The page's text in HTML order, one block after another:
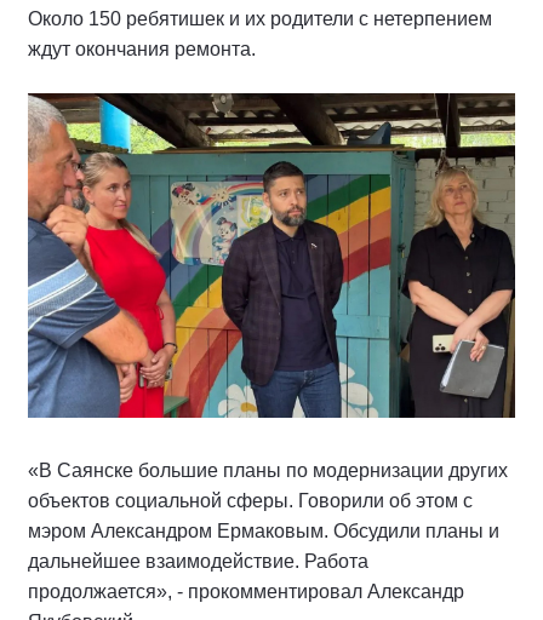
Около 150 ребятишек и их родители с нетерпением
ждут окончания ремонта.
«В Саянске большие планы по модернизации других
объектов социальной сферы. Говорили об этом с
мэром Александром Ермаковым. Обсудили планы и
дальнейшее взаимодействие. Работа
продолжается», - прокомментировал Александр